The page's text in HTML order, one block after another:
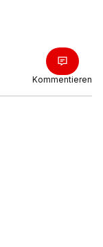
Kommentieren